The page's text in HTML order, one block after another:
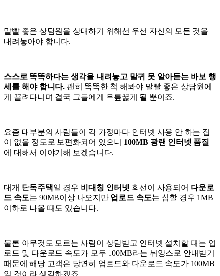
말빨 좋은 상담원을 상대하기 위해선 우선 자신의 모든 것을
내려놓아야 합니다.
스스로 똑똑하다는 생각을 내려놓고 말귀 못 알아듣는 바보 행
세를 해야 합니다. 괜히 똑똑한 척 해봐야 말빨 좋은 상담원에
게 끌려다니며 결국 그들에게 무릎꿇게 될 뿐이죠.
요즘 대부분의 사람들이 각 가정마다 인터넷 사용 안 하는 집
이 없을 정도로 보편화되어 있으니 100MB 광랜 인터넷 품질
에 대해서 이야기해 보겠습니다.
대개 단독주택일 경우 비대칭 인터넷 회선이 사용되어 다운로
드 속도는 90MB이상 나오지만 업로드 속도는 심할 경우 1MB
이하로 나올 때도 있습니다.
물론 아무것도 모르는 사람이 상담받고 인터넷 설치할 때는 업
로드 및 다운로드 속도가 모두 100MB라는 뉘앙스로 안내받기
때문에 해당 고객은 당연히 업로드와 다운로드 속도가 100MB
일 것이라 생각하겠죠.